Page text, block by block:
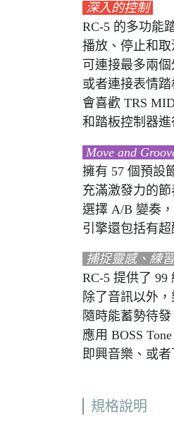
深入的控制
RC-5 的多功能
播放、停止和
可連接最多兩
或者連接表情
會喜歡 TRS
和踏板控制器
Move and
擁有 57 個預設
充滿激發力的
選擇 A/B 變奏
引擎還包括有
捕捉靈感、練
RC-5 提供了 99
除了音訊以外
隨時能蓄勢待
應用 BOSS
即興音樂、或
規格說明